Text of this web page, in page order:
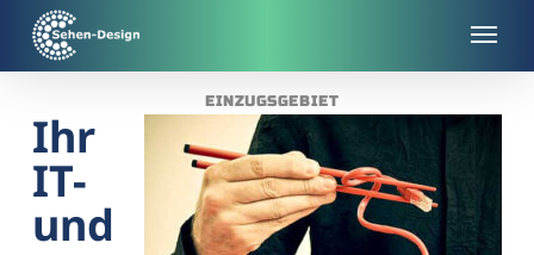
main
EINZUGSGEBIET
Ihr
IT-
und